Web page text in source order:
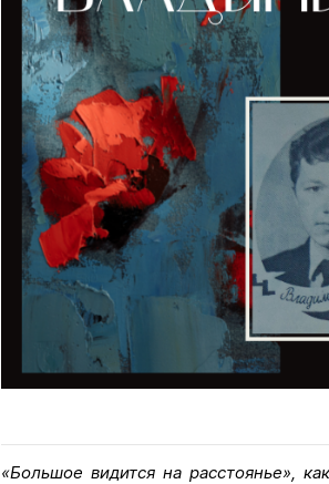
«Большое видится на расстоянье»,